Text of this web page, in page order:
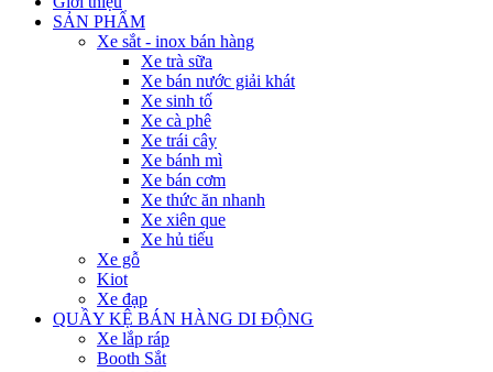
SẢN PHẨM
Xe sắt - inox bán hàng
Xe trà sữa
Xe bán nước giải khát
Xe sinh tố
Xe cà phê
Xe trái cây
Xe bánh mì
Xe bán cơm
Xe thức ăn nhanh
Xe xiên que
Xe hủ tiếu
Xe gỗ
Kiot
Xe đạp
QUẦY KỆ BÁN HÀNG DI ĐỘNG
Xe lắp ráp
Booth Sắt